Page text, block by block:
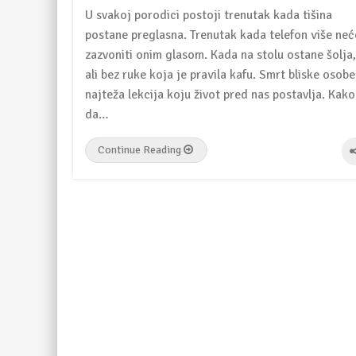
U svakoj porodici postoji trenutak kada tišina
postane preglasna. Trenutak kada telefon više
zazvoniti onim glasom. Kada na stolu ostane šolja,
ali bez ruke koja je pravila kafu. Smrt bliske
najteža lekcija koju život pred nas postavlja. Kako
da…
Continue Reading